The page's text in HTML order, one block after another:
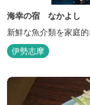
海幸の宿 なかよし
新鮮な魚介類を家庭的
伊勢志摩